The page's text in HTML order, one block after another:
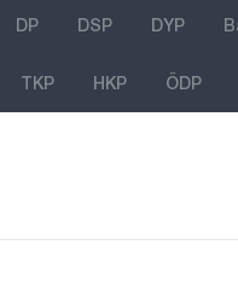
DP DSP DYP
TKP HKP ÖDP